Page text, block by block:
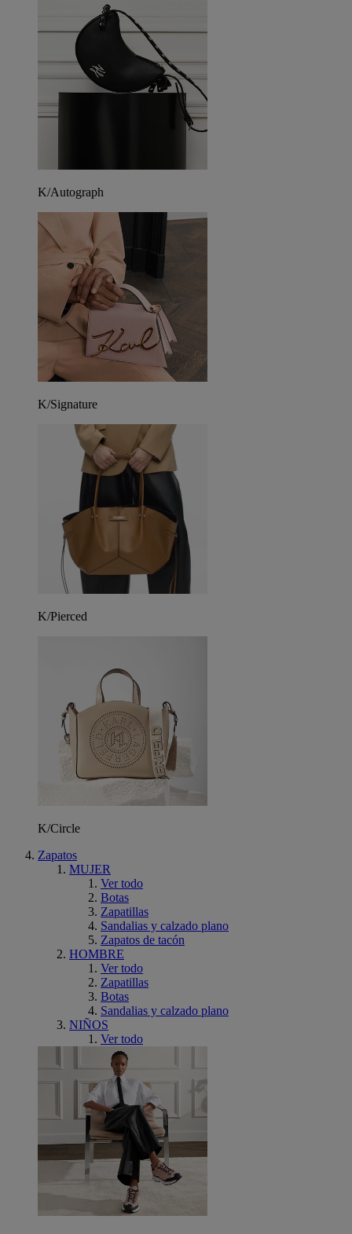
K/Autograph
K/Signature
K/Pierced
K/Circle
Zapatos
MUJER
Ver todo
Botas
Zapatillas
Sandalias y calzado plano
Zapatos de tacón
HOMBRE
Ver todo
Zapatillas
Botas
Sandalias y calzado plano
NIÑOS
Ver todo